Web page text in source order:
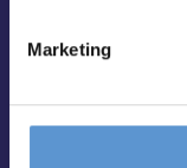
Marketing